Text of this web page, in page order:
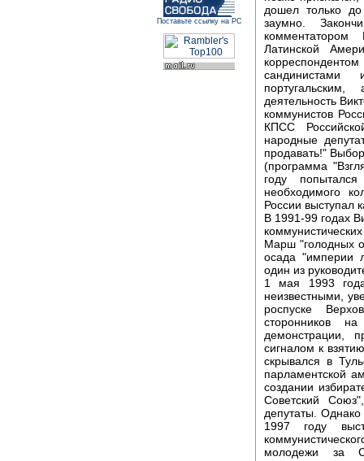
Поставьте ссылку на РС
дошел только
заумно.
Латинской
деятельность
коммунистов
КПСС
народные
продавать!"
(программа
году
необходимого
России выступал
В 1991-99 годах
Марш "голодных
осада "империи
один из
1 мая 1993
неизвестными,
роспуске
сторонников
демонстрации,
сигналом к
скрывался в
парламентской
создании
Советский
депутаты.
1997 году
молодежи за